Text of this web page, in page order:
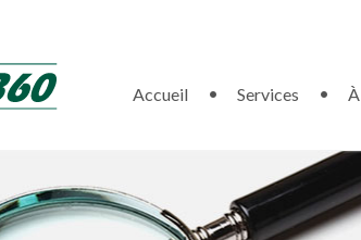
Accueil Services